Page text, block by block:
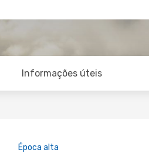
Informações úteis
Época alta